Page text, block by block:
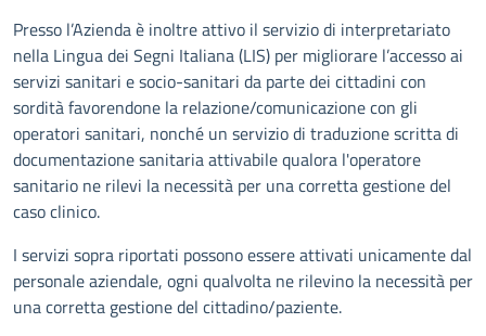
Presso l’Azienda è inoltre attivo il servizio di interpretariato
nella Lingua dei Segni Italiana (LIS) per migliorare l’accesso ai
servizi sanitari e socio-sanitari da parte dei cittadini con
sordità favorendone la relazione/comunicazione con gli
operatori sanitari, nonché un servizio di traduzione scritta di
documentazione sanitaria attivabile qualora l'operatore
sanitario ne rilevi la necessità per una corretta gestione del
caso clinico.
I servizi sopra riportati possono essere attivati unicamente dal
personale aziendale, ogni qualvolta ne rilevino la necessità per
una corretta gestione del cittadino/paziente.